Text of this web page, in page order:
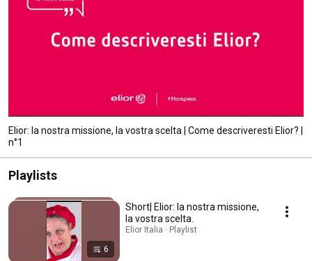
Elior: la nostra missione, la vostra scelta | Come descriveresti Elior? |
n°1
Playlists
6
Short| Elior: la nostra missione,
la vostra scelta.
Elior Italia · Playlist